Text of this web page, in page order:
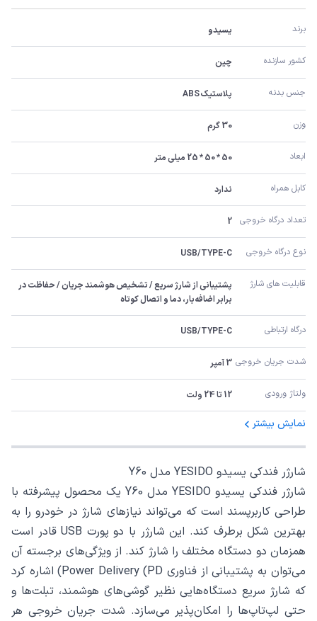
برند یسیدو
کشور سازنده چین
جنس بدنه پلاستیک ABS
وزن 30 گرم
ابعاد 50 * 50 * 25 میلی متر
کابل همراه ندارد
تعداد درگاه خروجی 2
نوع درگاه خروجی USB/TYPE-C
قابلیت های شارژ
برابر اضافه‌بار، دما و اتصال کوتاه
درگاه ارتباطی USB/TYPE-C
شدت جریان خروجی 3 آمپر
ولتاژ ورودی 12 تا 24 ولت
نمایش بیشتر
شارژر فندکی یسیدو YESIDO مدل Y60
شارژر فندکی یسیدو YESIDO مدل Y60 یک محصول پیشرفته با
طراحی کاربرپسند است که می‌تواند نیازهای شارژ در خودرو را به
بهترین شکل برطرف کند. این شارژر با دو پورت USB قادر است
همزمان دو دستگاه مختلف را شارژ کند. از ویژگی‌های برجسته آن
می‌توان به پشتیبانی از فناوری Power Delivery (PD) اشاره کرد
که شارژ سریع دستگاه‌هایی نظیر گوشی‌های هوشمند، تبلت‌ها و
حتی لپ‌تاپ‌ها را امکان‌پذیر می‌سازد. شدت جریان خروجی هر